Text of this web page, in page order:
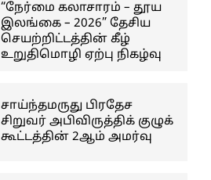
“நேர்மை கலாசாரம் – தூய
இலங்கை – 2026” தேசிய
செயற்றிட்டத்தின் கீழ்
உறுதிமொழி ஏற்பு நிகழ்வு
சாய்ந்தமருது பிரதேச
சிறுவர் அபிவிருத்திக் குழுக்
கூட்டத்தின் 2ஆம் அமர்வு